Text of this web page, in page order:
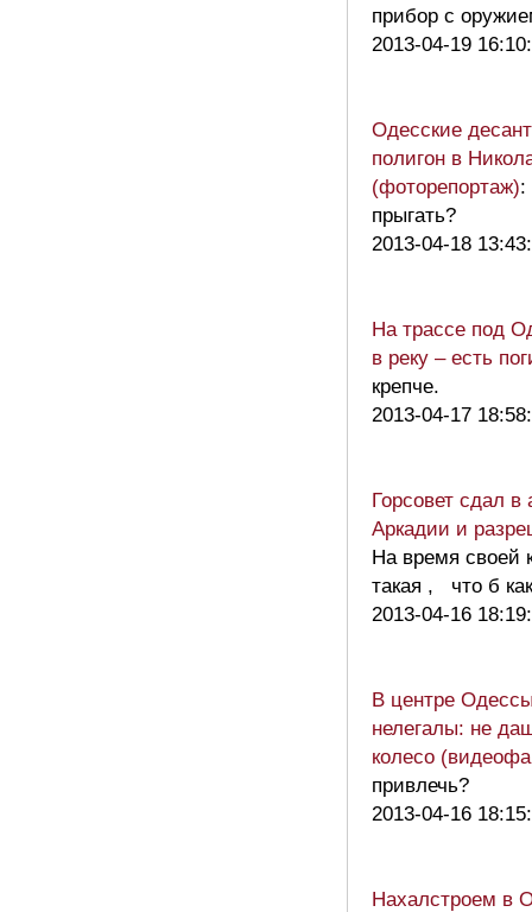
прибор с
2013-04-19
Одесские
полигон в
(фоторепортаж):
прыгать?
2013-04-18
На трассе под
в реку – есть
крепче.
2013-04-17
Горсовет сдал в
Аркадии и
На время своей
такая , что б
2013-04-16
В центре
нелегалы: не
колесо
привлечь?
2013-04-16
Нахалстроем в